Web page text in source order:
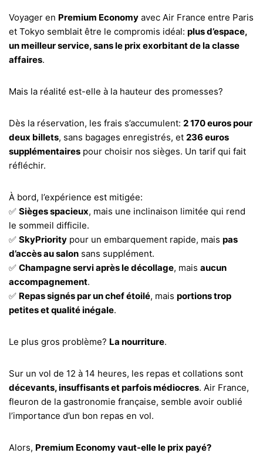
Voyager en Premium Economy avec Air France entre Paris
et Tokyo semblait être le compromis idéal: plus d’espace,
un meilleur service, sans le prix exorbitant de la classe
affaires.
Mais la réalité est-elle à la hauteur des promesses?
Dès la réservation, les frais s’accumulent: 2 170 euros pour
deux billets, sans bagages enregistrés, et 236 euros
supplémentaires pour choisir nos sièges. Un tarif qui fait
réfléchir.
À bord, l’expérience est mitigée:
✅ Sièges spacieux, mais une inclinaison limitée qui rend
le sommeil difficile.
✅ SkyPriority pour un embarquement rapide, mais pas
d’accès au salon sans supplément.
✅ Champagne servi après le décollage, mais aucun
accompagnement.
✅ Repas signés par un chef étoilé, mais portions trop
petites et qualité inégale.
Le plus gros problème? La nourriture.
Sur un vol de 12 à 14 heures, les repas et collations sont
décevants, insuffisants et parfois médiocres. Air France,
fleuron de la gastronomie française, semble avoir oublié
l’importance d’un bon repas en vol.
Alors, Premium Economy vaut-elle le prix payé?